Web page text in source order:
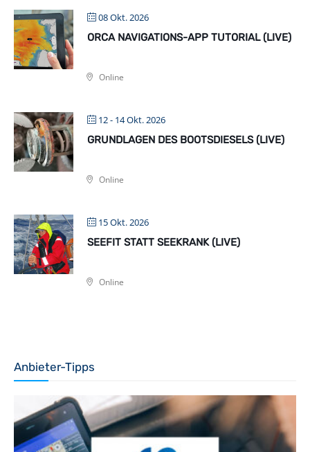
08 Okt. 2026
ORCA NAVIGATIONS-APP TUTORIAL (LIVE)
Online
12 - 14 Okt. 2026
GRUNDLAGEN DES BOOTSDIESELS (LIVE)
Online
15 Okt. 2026
SEEFIT STATT SEEKRANK (LIVE)
Online
Anbieter-Tipps